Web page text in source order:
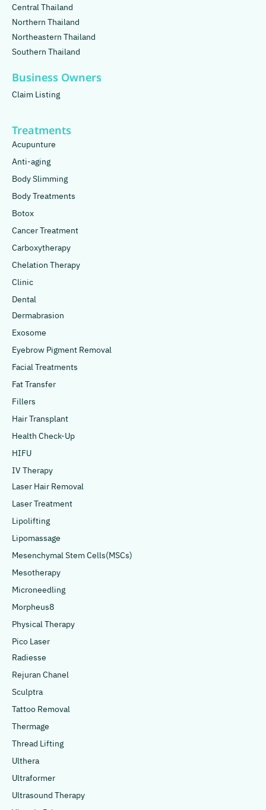
Central Thailand
Northern Thailand
Northeastern Thailand
Southern Thailand
Business Owners
Claim Listing
Treatments
Acupunture
Anti-aging
Body Slimming
Body Treatments
Botox
Cancer Treatment
Carboxytherapy
Chelation Therapy
Clinic
Dental
Dermabrasion
Exosome
Eyebrow Pigment Removal
Facial Treatments
Fat Transfer
Fillers
Hair Transplant
Health Check-Up
HIFU
IV Therapy
Laser Hair Removal
Laser Treatment
Lipolifting
Lipomassage
Mesenchymal Stem Cells(MSCs)
Mesotherapy
Microneedling
Morpheus8
Physical Therapy
Pico Laser
Radiesse
Rejuran Chanel
Sculptra
Tattoo Removal
Thermage
Thread Lifting
Ulthera
Ultraformer
Ultrasound Therapy